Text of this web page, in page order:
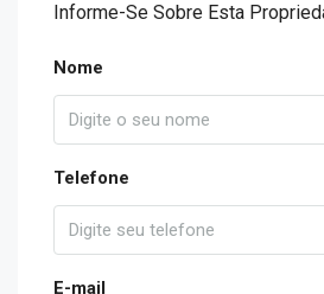
Informe-Se Sobre Esta
Nome
Telefone
E-mail